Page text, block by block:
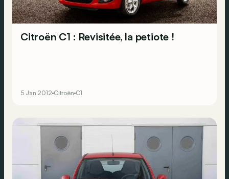
Citroën C1 : Revisitée, la petiote !
5 Jan 2012 Citroën C1